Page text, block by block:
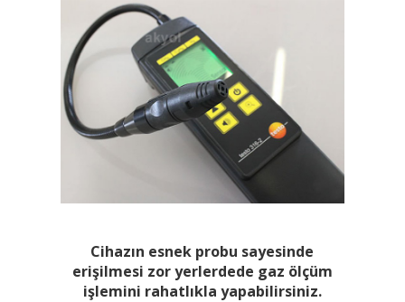
Cihazın esnek probu sayesinde
erişilmesi zor yerlerdede gaz ölçüm
işlemini rahatlıkla yapabilirsiniz.